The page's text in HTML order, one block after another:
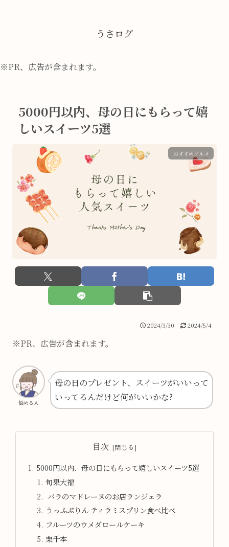
うさログ
※PR、広告が含まれます。
5000円以内、母の日にもらって嬉
しいスイーツ5選
おすすめグルメ
2024/3/30 2024/5/4
※PR、広告が含まれます。
悩める人
母の日のプレゼント、スイーツがいいって
いってるんだけど何がいいかな?
目次
5000円以内、母の日にもらって嬉しいスイーツ5選
旬果大福
バラのマドレーヌのお店ランジェラ
うっふぷりん ティラミスプリン食べ比べ
フルーツのウメダロールケーキ
栗千本